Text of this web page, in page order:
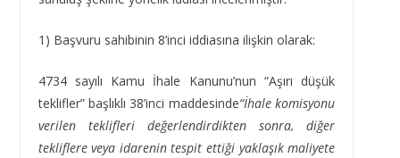
1) Başvuru sahibinin 8’inci iddiasına ilişkin olarak:
4734 sayılı Kamu İhale Kanunu’nun “Aşırı düşük
teklifler” başlıklı 38’inci maddesinde“İhale komisyonu
verilen teklifleri değerlendirdikten sonra, diğer
tekliflere veya idarenin tespit ettiği yaklaşık maliyete